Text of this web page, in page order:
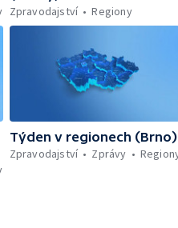
Zpravodajství
Regiony
Týden v regionech (Brno)
Zpravodajství
Zprávy